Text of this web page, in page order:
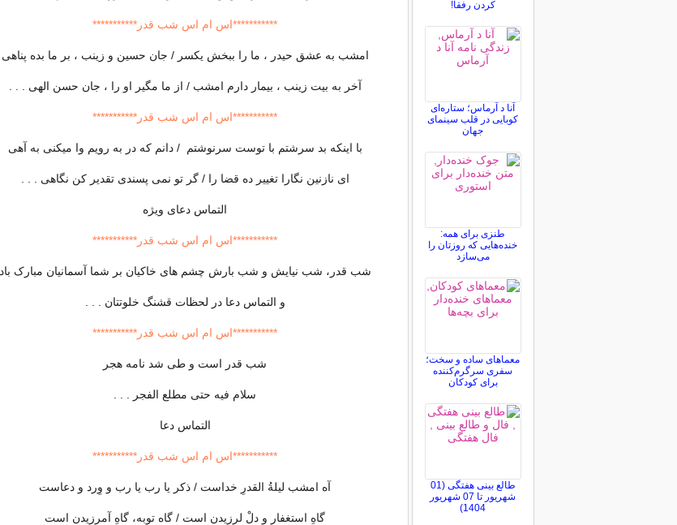
***********اس ام اس شب قدر***********
امشب به عشق حیدر ، ما را ببخش یکسر / جان حسین و زینب ، بر ما بده پناهی
آخر به بیت زینب ، بیمار دارم امشب / از ما مگیر او را ، جان حسن الهی . . .
***********اس ام اس شب قدر***********
با اینکه بد سرشتم با توست سرنوشتم / دانم که در به رویم وا می‏کنی به آهی
ای نازنین نگارا تغییر ده قضا را / گر تو نمی ‏پسندی تقدیر کن نگاهی . . .
التماس دعای ویژه
***********اس ام اس شب قدر***********
شب قدر، شب نیایش و شب بارش چشم های خاکیان بر شما آسمانیان مبارک باد
و التماس دعا در لحظات قشنگ خلوتتان . . .
***********اس ام اس شب قدر***********
شب قدر است و طی شد نامه هجر
سلام فیه حتی مطلع الفجر . . .
التماس دعا
***********اس ام اس شب قدر***********
آه امشب لیلةُ القدرِ خداست / ذکر یا رب یا رب و وِرد و دعاست
گاهِ استغفار و دلْ لرزیدن است / گاه توبه، گاهِ آمرزیدن است
کردن رفقا!
آنا د آرماس؛ ستاره‌ای
کوبایی در قلب سینمای
جهان
طنزی برای همه:
خنده‌هایی که روزتان را
می‌سازد
معماهای ساده و سخت؛
سفری سرگرم‌کننده
برای کودکان
طالع بینی هفتگی (01
شهریور تا 07 شهریور
1404)